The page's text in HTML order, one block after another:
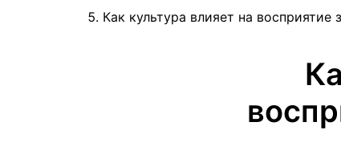
Как культура влияет на